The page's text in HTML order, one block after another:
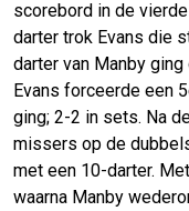
scorebord in de
darter trok Evans die
darter van Manby
Evans forceerde een
ging; 2-2 in sets. Na
missers op de
met een 10-darter.
waarna Manby